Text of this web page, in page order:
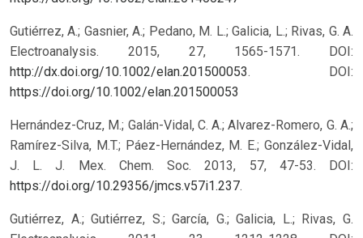
Gutiérrez, A.; Gasnier, A.; Pedano, M. L.; Galicia, L.; Rivas, G. A.
Electroanalysis. 2015, 27, 1565-1571. DOI:
http://dx.doi.org/10.1002/elan.201500053.
DOI:
https://doi.org/10.1002/elan.201500053
Hernández-Cruz, M.; Galán-Vidal, C. A.; Alvarez-Romero, G. A.;
Ramírez-Silva, M.T.; Páez-Hernández, M. E.; González-Vidal,
J. L. J. Mex. Chem. Soc. 2013, 57, 47-53. DOI:
https://doi.org/10.29356/jmcs.v57i1.237.
Gutiérrez, A.; Gutiérrez, S.; García, G.; Galicia, L.; Rivas, G.